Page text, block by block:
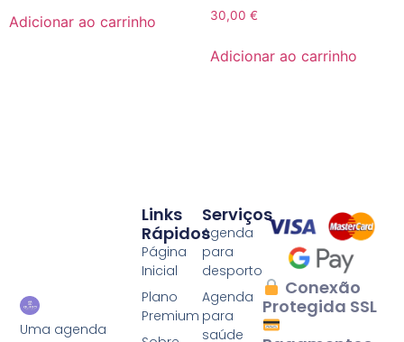
Adicionar ao carrinho 30,00 €
Adicionar ao carrinho
Uma agenda
Serviços
Agenda
para
desporto
Agenda
para
saúde
Links
Rápidos
Página
Inicial
Plano
Premium
Conexão
Protegida SSL